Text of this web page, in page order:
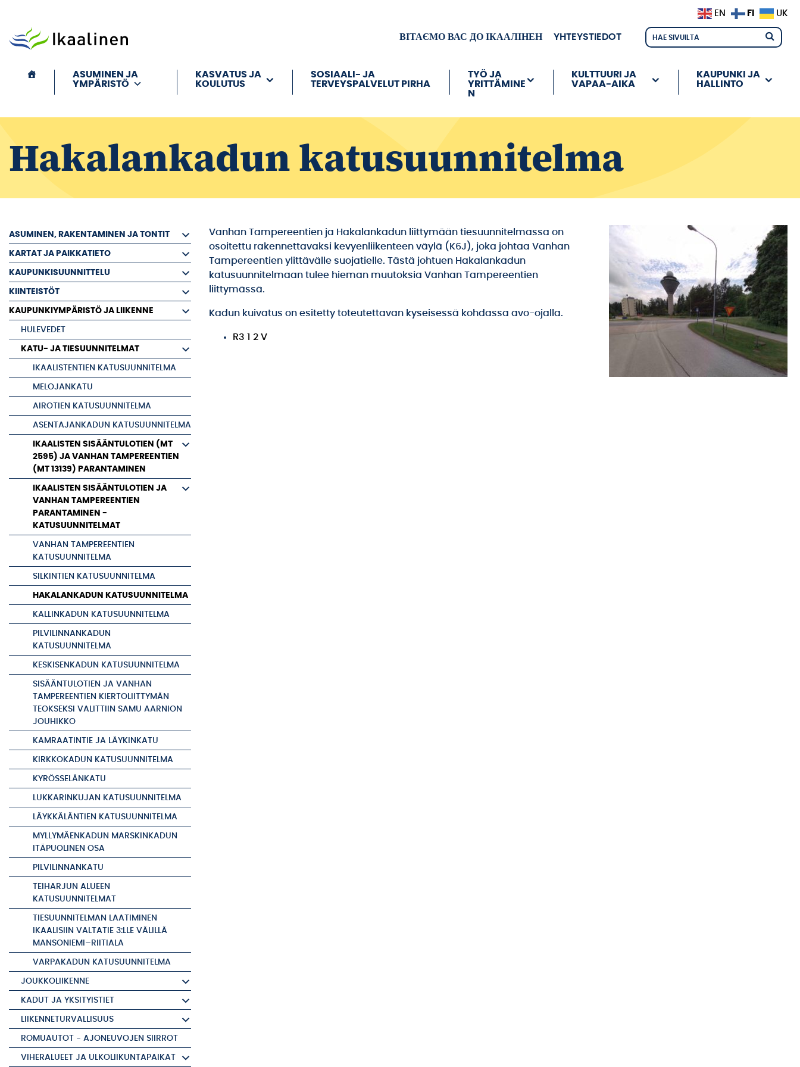
ВІТАЄМО ВАС ДО ІКААЛІНЕН YHTEYSTIEDOT
ASUMINEN JA
YMPÄRISTÖ
KASVATUS JA
KOULUTUS
SOSIAALI- JA
TERVEYSPALVELUT PIRHA
TYÖ JA
YRITTÄMINE
N
KULTTUURI JA
VAPAA-AIKA
KAUPUNKI JA
HALLINTO
Hakalankadun katusuunnitelma
ASUMINEN, RAKENTAMINEN JA TONTIT
KARTAT JA PAIKKATIETO
KAUPUNKISUUNNITTELU
KIINTEISTÖT
KAUPUNKIYMPÄRISTÖ JA LIIKENNE
HULEVEDET
KATU- JA TIESUUNNITELMAT
IKAALISTENTIEN KATUSUUNNITELMA
MELOJANKATU
AIROTIEN KATUSUUNNITELMA
ASENTAJANKADUN KATUSUUNNITELMA
IKAALISTEN SISÄÄNTULOTIEN (MT
2595) JA VANHAN TAMPEREENTIEN
(MT 13139) PARANTAMINEN
IKAALISTEN SISÄÄNTULOTIEN JA
VANHAN TAMPEREENTIEN
PARANTAMINEN -
KATUSUUNNITELMAT
VANHAN TAMPEREENTIEN
KATUSUUNNITELMA
SILKINTIEN KATUSUUNNITELMA
HAKALANKADUN KATUSUUNNITELMA
KALLINKADUN KATUSUUNNITELMA
PILVILINNANKADUN
KATUSUUNNITELMA
KESKISENKADUN KATUSUUNNITELMA
SISÄÄNTULOTIEN JA VANHAN
TAMPEREENTIEN KIERTOLIITTYMÄN
TEOKSEKSI VALITTIIN SAMU AARNION
JOUHIKKO
KAMRAATINTIE JA LÄYKINKATU
KIRKKOKADUN KATUSUUNNITELMA
KYRÖSSELÄNKATU
LUKKARINKUJAN KATUSUUNNITELMA
LÄYKKÄLÄNTIEN KATUSUUNNITELMA
MYLLYMÄENKADUN MARSKINKADUN
ITÄPUOLINEN OSA
PILVILINNANKATU
TEIHARJUN ALUEEN
KATUSUUNNITELMAT
TIESUUNNITELMAN LAATIMINEN
IKAALISIIN VALTATIE 3:LLE VÄLILLÄ
MANSONIEMI–RIITIALA
VARPAKADUN KATUSUUNNITELMA
JOUKKOLIIKENNE
KADUT JA YKSITYISTIET
LIIKENNETURVALLISUUS
ROMUAUTOT - AJONEUVOJEN SIIRROT
VIHERALUEET JA ULKOLIIKUNTAPAIKAT
Vanhan Tampereentien ja Hakalankadun liittymään tiesuunnitelmassa on
osoitettu rakennettavaksi kevyenliikenteen väylä (K6J), joka johtaa Vanhan
Tampereentien ylittävälle suojatielle. Tästä johtuen Hakalankadun
katusuunnitelmaan tulee hieman muutoksia Vanhan Tampereentien
liittymässä.
Kadun kuivatus on esitetty toteutettavan kyseisessä kohdassa avo-ojalla.
R3 1 2 V
EN FI UK